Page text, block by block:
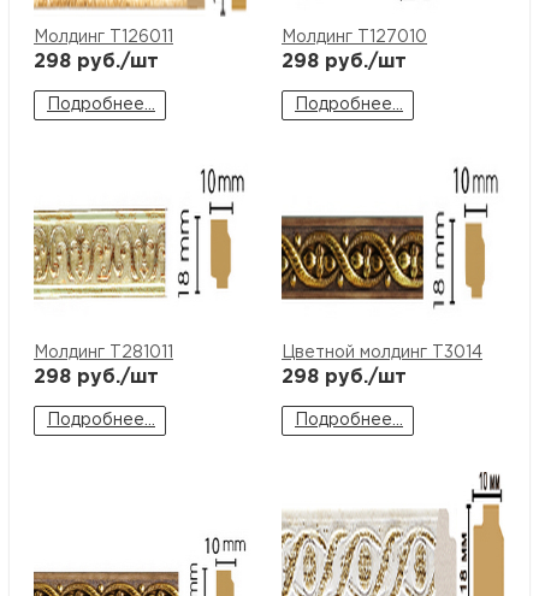
Молдинг T126011
298 руб./шт
Подробнее...
Молдинг T127010
298 руб./шт
Подробнее...
Молдинг T281011
298 руб./шт
Подробнее...
Цветной молдинг T3014
298 руб./шт
Подробнее...